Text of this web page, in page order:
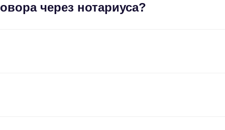
через нотариуса?